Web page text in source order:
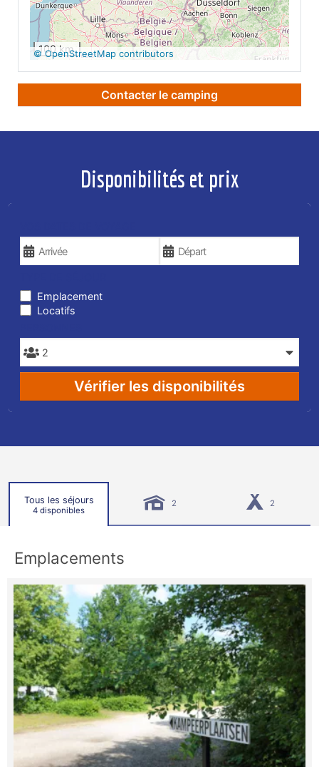
Voir sur Google
Maps
100 km
© OpenStreetMap contributors
Contacter le camping
Disponibilités et prix
Emplacement
Locatifs
Vérifier les disponibilités
Tous les séjours
4 disponibles
2 2
Emplacements